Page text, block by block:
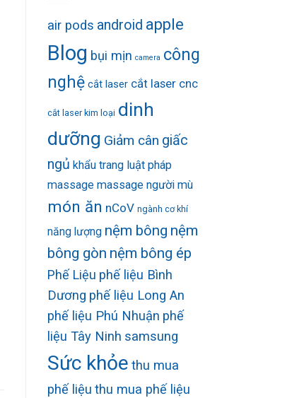
air pods android apple
Blog bụi mịn camera công
nghệ cắt laser cắt laser cnc
cắt laser kim loại dinh
dưỡng Giảm cân giấc
ngủ khẩu trang luật pháp
massage massage người mù
món ăn nCoV ngành cơ khí
năng lượng nệm bông nệm
bông gòn nệm bông ép
Phế Liệu phế liệu Bình
Dương phế liệu Long An
phế liệu Phú Nhuận phế
liệu Tây Ninh samsung
Sức khỏe thu mua
phế liệu thu mua phế liệu